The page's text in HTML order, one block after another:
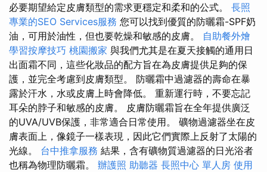
必要期望給定皮膚類型的需求更穩定和柔和的公式。 長照
專業的SEO Services服務 您可以找到優質的防曬霜-SPF奶
油，可用於油性，但也要乾燥和敏感的皮膚。 自助餐外燴
學習按摩技巧 桃園搬家 與我們尤其是在夏天接觸的通用日
出面霜不同，這些化妝品的配方旨在為皮膚提供足夠的保
護，並完全考慮到皮膚類型。 防曬霜中過濾器的壽命在暴
露於汗水，水或皮膚上時會降低。 重新運行時，不要忘記
耳朵的脖子和敏感的皮膚。 皮膚防曬霜旨在全年提供廣泛
的UVA/UVB保護，非常適合日常使用。 礦物過濾器坐在皮
膚表面上，像鏡子一樣表現，因此它們實際上反射了太陽的
光線。 台中推拿服務 結果，含有礦物質過濾器的日光浴者
也稱為物理防曬霜。 辦護照 助聽器 長照中心 單人房 使用